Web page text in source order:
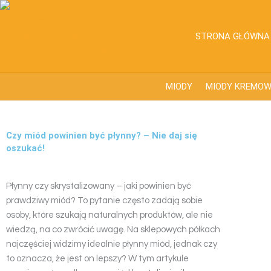
Przejdź
STRONA GŁÓWNA
MIODY MIODY
Czy miód powinien być płynny? – Nie daj się
oszukać!
Płynny czy skrystalizowany – jaki powinien być
prawdziwy miód? To pytanie często zadają sobie
osoby, które szukają naturalnych produktów, ale nie
wiedzą, na co zwrócić uwagę. Na sklepowych półkach
najczęściej widzimy idealnie płynny miód, jednak czy
to oznacza, że jest on lepszy? W tym artykule